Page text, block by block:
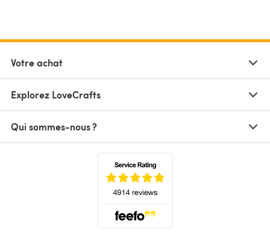
Votre achat
Explorez LoveCrafts
Qui sommes-nous ?